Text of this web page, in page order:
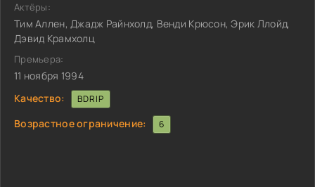
Актёры:
Тим Аллен, Джадж Райнхолд, Венди Крюсон, Эрик Ллойд,
Дэвид Крамхолц
Премьера:
11 ноября 1994
Качество:
BDRIP
Возрастное ограничение: 6